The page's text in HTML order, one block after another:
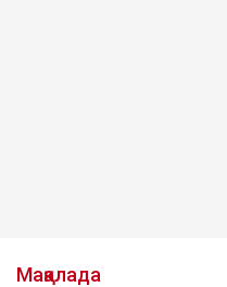
Мақалада